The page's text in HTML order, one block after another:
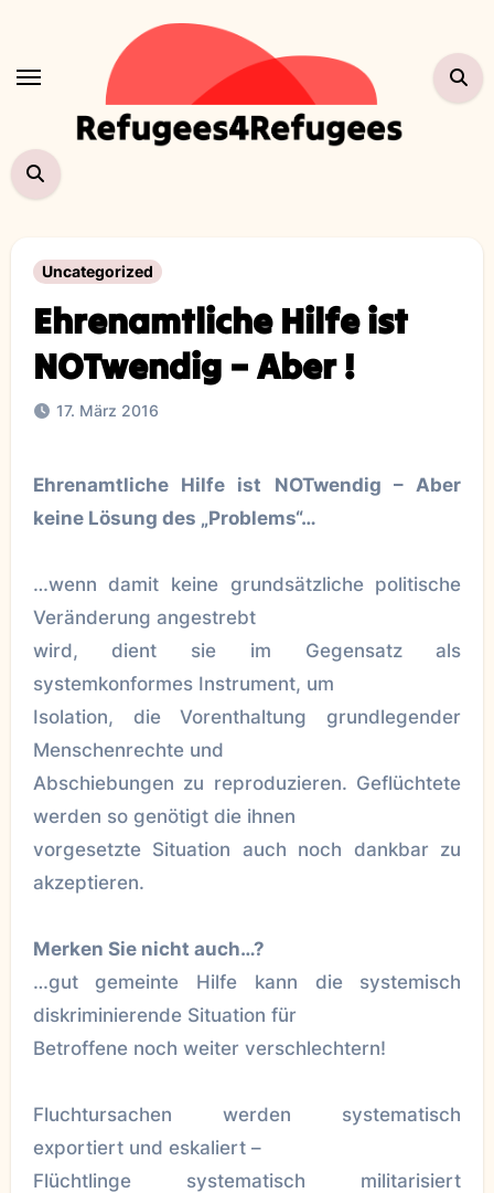
springen
Uncategorized
Ehrenamtliche Hilfe ist
NOTwendig – Aber !
17. März 2016
Ehrenamtliche Hilfe ist NOTwendig – Aber
keine Lösung des „Problems“…
…wenn damit keine grundsätzliche politische
Veränderung angestrebt
wird, dient sie im Gegensatz als
systemkonformes Instrument, um
Isolation, die Vorenthaltung grundlegender
Menschenrechte und
Abschiebungen zu reproduzieren. Geflüchtete
werden so genötigt die ihnen
vorgesetzte Situation auch noch dankbar zu
akzeptieren.
Merken Sie nicht auch…?
…gut gemeinte Hilfe kann die systemisch
diskriminierende Situation für
Betroffene noch weiter verschlechtern!
Fluchtursachen werden systematisch
exportiert und eskaliert –
Flüchtlinge systematisch militarisiert